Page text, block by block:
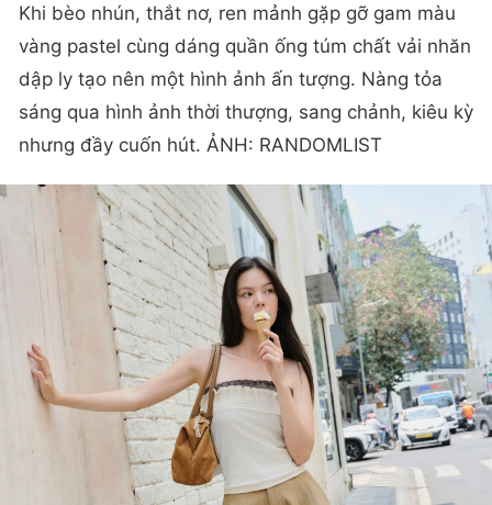
Khi bèo nhún, thắt nơ, ren mảnh gặp gỡ gam màu
vàng pastel cùng dáng quần ống túm chất vải nhăn
dập ly tạo nên một hình ảnh ấn tượng. Nàng tỏa
sáng qua hình ảnh thời thượng, sang chảnh, kiêu kỳ
nhưng đầy cuốn hút. ẢNH: RANDOMLIST